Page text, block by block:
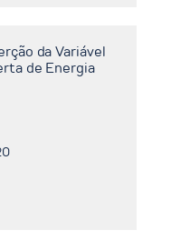
da Variável
de Energia